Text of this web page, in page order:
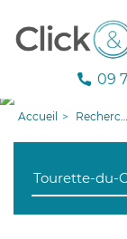
09
Accueil Recherche aide à domicile